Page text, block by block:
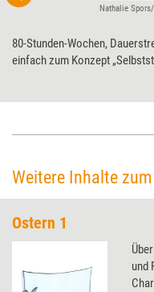
Nathalie
80-Stunden-Wochen,
einfach zum Konzept
Weitere Inhalte
Ostern 1
und